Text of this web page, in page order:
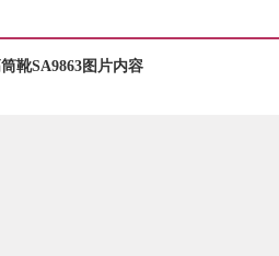
靴SA9863图片内容